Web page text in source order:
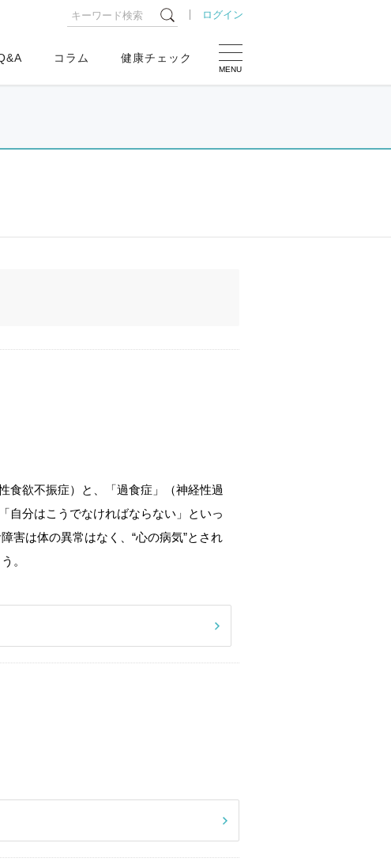
ログイン
MENU
コラム 健康チェック
食欲不振症）と、「過食症」（神経性過
自分はこうでなければならない」といっ
害は体の異常はなく、“心の病気”とされ
。